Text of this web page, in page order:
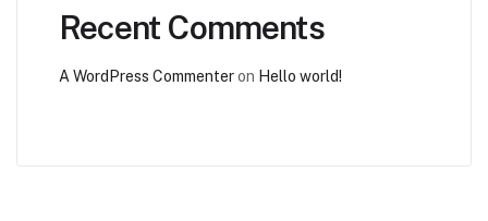
Recent Comments
A WordPress Commenteron Hello world!